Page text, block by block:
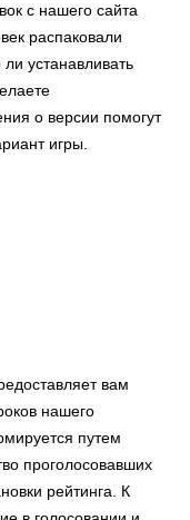
с нашего сайта
распаковали
устанавливать
о версии помогут
игры.
вам
нашего
путем
проголосовавших
рейтинга. К